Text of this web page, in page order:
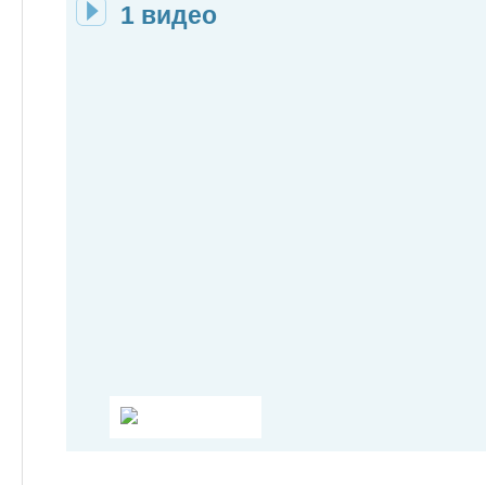
1 видео